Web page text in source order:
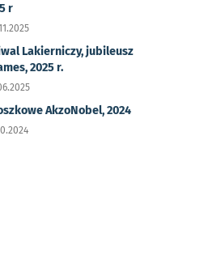
r
Lakierniczy, jubileusz
2025 r.
AkzoNobel, 2024